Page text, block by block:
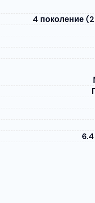
4 поколение